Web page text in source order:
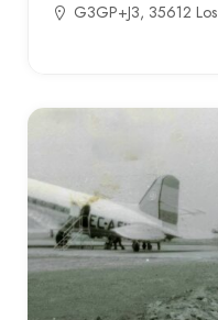
G3GP+J3, 35612